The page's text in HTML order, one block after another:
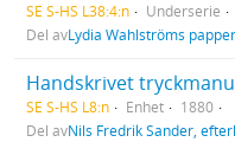
SE S-HS L38:4:n
Underserie
Del avLydia Wahlströms papper
Handskrivet
SE S-HS L8:n Enhet
1880
Del avNils Fredrik Sander,